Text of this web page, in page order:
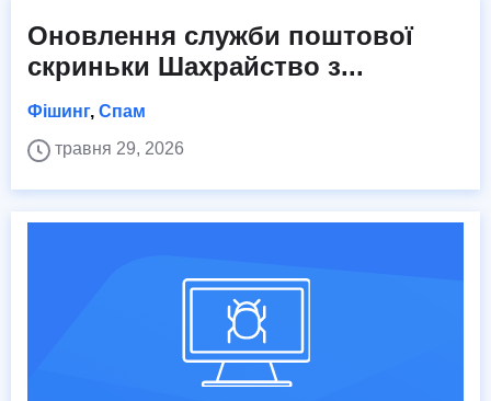
Оновлення служби поштової
скриньки Шахрайство з...
Фішинг, Спам
травня 29, 2026